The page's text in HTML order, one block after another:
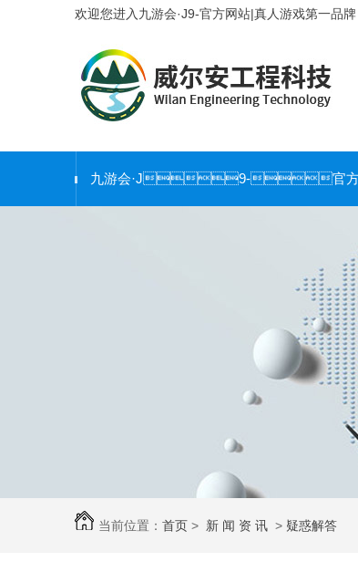
欢迎您进入九游会·J9-官方网站|真人游戏第一品牌
九游会·J9-官方
当前位置： 首页 > 新 闻 资 讯 > 疑惑解答